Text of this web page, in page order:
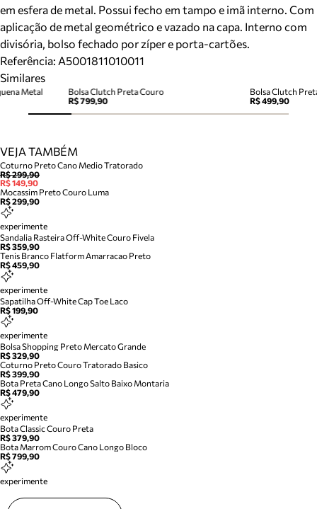
em esfera de metal. Possui fecho em tampo e imã interno. Com
aplicação de metal geométrico e vazado na capa. Interno com
divisória, bolso fechado por zíper e porta-cartões.
Referência: A5001811010011
Similares
Bolsa Clutch Preta Couro
R$ 799,90
Bolsa Clutch
R$ 499,90
Metal
VEJA TAMBÉM
Coturno Preto Cano Medio Tratorado
R$ 299,90
R$ 149,90
Mocassim Preto Couro Luma
R$ 299,90
experimente
Sandalia Rasteira Off-White Couro Fivela
R$ 359,90
Tenis Branco Flatform Amarracao Preto
R$ 459,90
experimente
Sapatilha Off-White Cap Toe Laco
R$ 199,90
experimente
Bolsa Shopping Preto Mercato Grande
R$ 329,90
Coturno Preto Couro Tratorado Basico
R$ 399,90
Bota Preta Cano Longo Salto Baixo Montaria
R$ 479,90
experimente
Bota Classic Couro Preta
R$ 379,90
Bota Marrom Couro Cano Longo Bloco
R$ 799,90
experimente